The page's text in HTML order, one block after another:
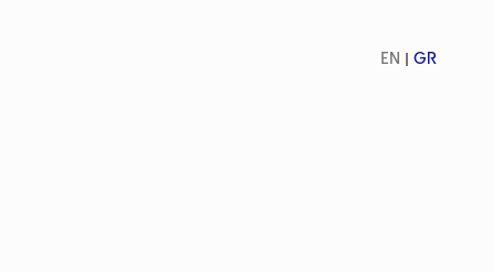
EN GR